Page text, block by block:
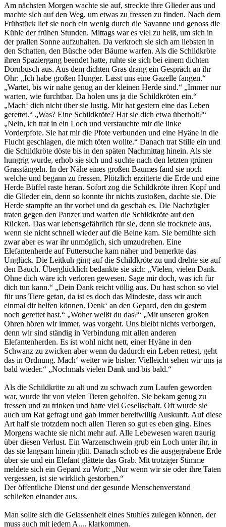
Am nächsten Morgen wachte sie auf, streckte ihre Glieder aus und
machte sich auf den Weg, um etwas zu fressen zu finden. Nach dem
Frühstück lief sie noch ein wenig durch die Savanne und genoss die
Kühle der frühen Stunden. Mittags war es viel zu heiß, um sich in
der prallen Sonne aufzuhalten. Da verkroch sie sich am liebsten in
den Schatten, den Büsche oder Bäume warfen. Als die Schildkröte
ihren Spaziergang beendet hatte, ruhte sie sich bei einem dichten
Dornbusch aus. Aus dem dichten Gras drang ein Gespräch an ihr
Ohr: „Ich habe großen Hunger. Lasst uns eine Gazelle fangen.“
„Wartet, bis wir nahe genug an der kleinen Herde sind.“ „Immer nur
warten, wie furchtbar. Da holen uns ja die Schildkröten ein.“
„Mach‘ dich nicht über sie lustig. Mir hat gestern eine das Leben
gerettet.“ „Was? Eine Schildkröte? Hat sie dich etwa überholt?“
„Nein, ich trat in ein Loch und verstauchte mir die linke
Vorderpfote. Sie hat mir die Pfote verbunden und eine Hyäne in die
Flucht geschlagen, die mich töten wollte.“ Danach trat Stille ein und
die Schildkröte döste bis in den späten Nachmittag hinein. Als sie
hungrig wurde, erhob sie sich und suchte nach den letzten grünen
Grasstängeln. In der Nähe eines großen Baumes fand sie noch
welche und begann zu fressen. Plötzlich erzitterte die Erde und eine
Herde Büffel raste heran. Sofort zog die Schildkröte ihren Kopf und
die Glieder ein, denn so konnte ihr nichts zustoßen, dachte sie. Die
Herde stampfte an ihr vorbei und da geschah es. Die Nachzügler
traten gegen den Panzer und warfen die Schildkröte auf den
Rücken. Das war lebensgefährlich für sie, denn sie trocknete aus,
wenn sie nicht schnell wieder auf die Beine kam. Sie bemühte sich
zwar aber es war ihr unmöglich, sich umzudrehen. Eine
Elefantenherde auf Futtersuche kam näher und bemerkte das
Unglück. Die Leitkuh ging auf die Schildkröte zu und drehte sie auf
den Bauch. Überglücklich bedankte sie sich: „Vielen, vielen Dank.
Ohne dich wäre ich verloren gewesen. Sage mir doch, was ich für
dich tun kann.“ „Dein Dank reicht völlig aus. Du hast schon so viel
für uns Tiere getan, da ist es doch das Mindeste, dass wir auch
einmal dir helfen können. Denk‘ an den Gepard, den du gestern
noch gerettet hast.“ „Woher weißt du das?“ „Mit unseren großen
Ohren hören wir immer, was vorgeht. Uns bleibt nichts verborgen,
denn wir sind ständig in Verbindung mit allen anderen
Elefantenherden. Es ist wohl nicht nett, einer Hyäne in den
Schwanz zu zwicken aber wenn du dadurch ein Leben rettest, geht
das in Ordnung. Mach‘ weiter wie bisher. Vielleicht sehen wir uns ja
bald wieder.“ „Nochmals vielen Dank und bis bald.“
Als die Schildkröte zu alt und zu schwach zum Laufen geworden
war, wurde ihr von vielen Tieren geholfen. Sie bekam genug zu
fressen und zu trinken und hatte viel Gesellschaft. Oft wurde sie
auch um Rat gefragt und gab immer bereitwillig Auskunft. Auf diese
Art half sie trotzdem noch allen Tieren so gut es eben ging. Eines
Morgens wachte sie nicht mehr auf. Alle Lebewesen waren traurig
über diesen Verlust. Ein Warzenschwein grub ein Loch unter ihr, in
das sie langsam hinein glitt. Danach schob es die ausgegrabene Erde
über sie und ein Elefant glättete das Grab. Mit trotziger Stimme
meldete sich ein Gepard zu Wort: „Nur wenn wir sie oder ihre Taten
vergessen, ist sie wirklich gestorben.“
Der öffentliche Dienst und der gesunde Menschenverstand
schließen einander aus.
Man sollte sich die Gelassenheit eines Stuhles zulegen können, der
muss auch mit jedem A.... klarkommen.